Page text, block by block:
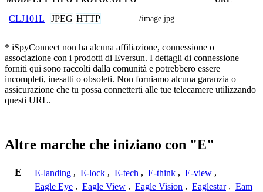
CLJ101L JPEG HTTP /image.jpg
* iSpyConnect non ha alcuna affiliazione, connessione o
associazione con i prodotti di Eversun. I dettagli di connessione
forniti qui sono raccolti dalla comunità e potrebbero essere
incompleti, inesatti o obsoleti. Non forniamo alcuna garanzia o
assicurazione che tu possa connetterti alle tue telecamere utilizzando
questi URL.
Altre marche che iniziano con "E"
E E-landing , E-lock , E-tech , E-think , E-view ,
Eagle Eye , Eagle View , Eagle Vision , Eaglestar , Eam